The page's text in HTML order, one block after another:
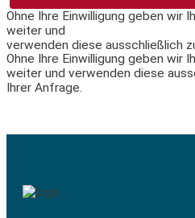
Ohne Ihre Einwilligung geben wir
weiter und
verwenden diese ausschließlich
Ohne Ihre Einwilligung geben wir
weiter und verwenden diese
Ihrer Anfrage.